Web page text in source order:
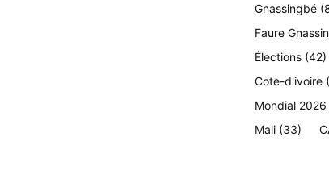
Gnassingbé
Faure
Élections (42)
Cote-d'ivoire
Mondial 2026
Mali (33)